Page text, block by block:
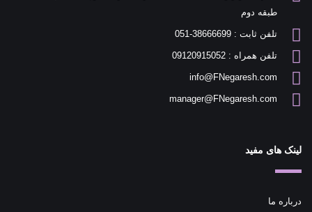
طبقه دوم
تلفن ثابت : 38666699-051
تلفن همراه : 09120915052
info@FNegaresh.com
manager@FNegaresh.com
لینک های مفید
درباره ما